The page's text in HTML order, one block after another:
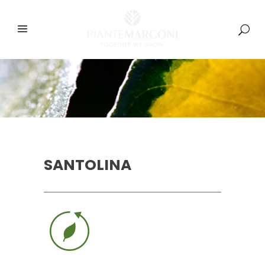
SANTOLINA